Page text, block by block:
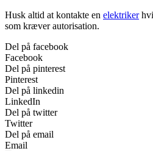
Husk altid at kontakte en elektriker
som kræver autorisation.
Del på facebook
Facebook
Del på pinterest
Pinterest
Del på linkedin
LinkedIn
Del på twitter
Twitter
Del på email
Email